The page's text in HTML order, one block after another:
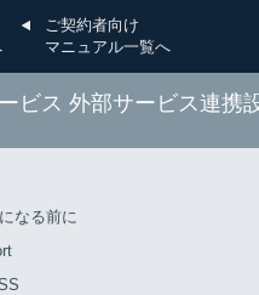
ご契約者向け
マニュアル一覧へ
ビス 外部サービス連携
クフローII
なる前に